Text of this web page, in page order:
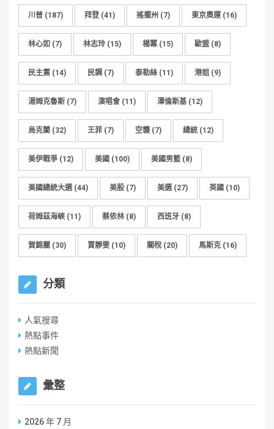
川普 (187) 拜登 (41) 搖擺州 (7) 東京奧運(16)
林心如 (7) 林志玲 (15) 楊冪 (15) 歐盟 (8)
民主黨 (14) 民調 (7) 泰勒絲 (11) 港姐 (9)
湯姆克魯斯 (7) 演唱會 (11) 澤倫斯基 (12)
烏克蘭 (32) 王菲 (7) 空襲 (7) 總統 (12)
美伊戰爭 (12) 美國 (100) 美國男籃 (8)
美國總統大選(44) 美股 (7) 美選(27) 英國 (10)
荷姆茲海峽 (11) 蔡依林 (8) 西班牙 (8)
賀錦麗 (30) 賈靜雯 (10) 關稅 (20) 馬斯克 (16)
分類
人氣搜尋
熱點事件
熱點新聞
彙整
2026 年 7 月